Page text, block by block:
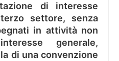
di interesse
settore, senza
in attività non
generale,
di una convenzione